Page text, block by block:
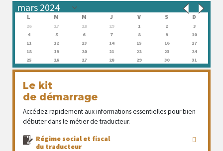
L M M J V S D
26 27 28 29 1 2
3
4
5 6 7 8 9
10
11
12 13 14 15 16
17
18
19 20 21 22 23
24
25
26 27 28 29 30 31
Le kit
de démarrage
Accédez rapidement aux informations essentielles pour bien
débuter dans le métier de traducteur.
Régime social et fiscal
du traducteur